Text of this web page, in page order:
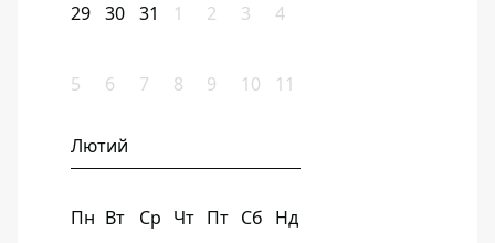
29 30 31 1 2 3 4
5 6 7 8 9 10 11
Лютий
Пн Вт Ср Чт Пт Сб Нд